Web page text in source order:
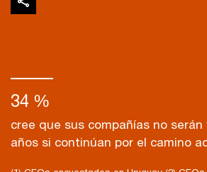
34 %
cree que sus compañías no serán
años si continúan por el camino